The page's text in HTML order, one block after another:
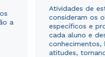
a
Atividades de
consideram os
específicos e
cada aluno e
conhecimentos,
atitudes,